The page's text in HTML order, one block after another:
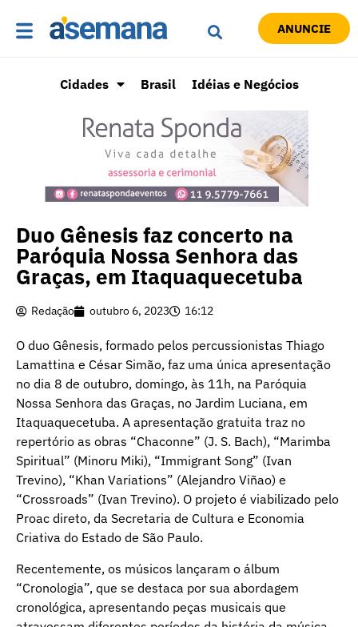
ANUNCIE
Cidades Brasil Idéias e Negócios
Duo Gênesis faz concerto na
Paróquia Nossa Senhora das
Graças, em Itaquaquecetuba
Redação outubro 6, 2023 16:12
O duo Gênesis, formado pelos percussionistas Thiago
Lamattina e César Simão, faz uma única apresentação
no dia 8 de outubro, domingo, às 11h, na Paróquia
Nossa Senhora das Graças, no Jardim Luciana, em
Itaquaquecetuba. A apresentação gratuita traz no
repertório as obras “Chaconne” (J. S. Bach), “Marimba
Spiritual” (Minoru Miki), “Immigrant Song” (Ivan
Trevino), “Khan Variations” (Alejandro Viñao) e
“Crossroads” (Ivan Trevino). O projeto é viabilizado pelo
Proac direto, da Secretaria de Cultura e Economia
Criativa do Estado de São Paulo.
Recentemente, os músicos lançaram o álbum
“Cronologia”, que se destaca por sua abordagem
cronológica, apresentando peças musicais que